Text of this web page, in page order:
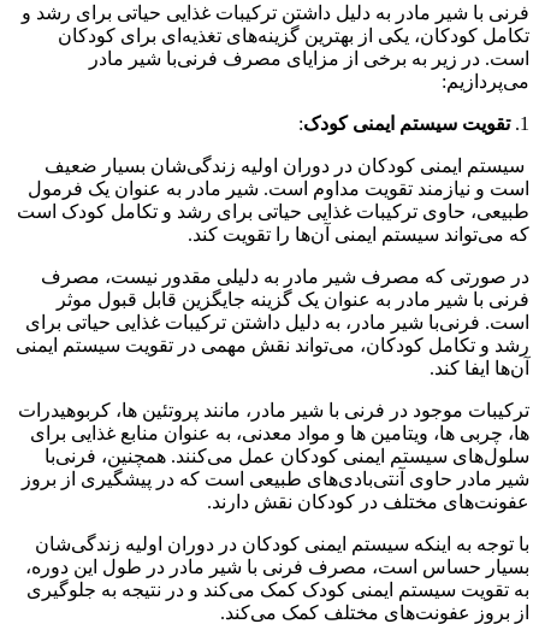
فرنی با شیر مادر به دلیل داشتن ترکیبات غذایی حیاتی برای رشد و
تکامل کودکان، یکی از بهترین گزینه‌های تغذیه‌ای برای کودکان
است. در زیر به برخی از مزایای مصرف فرنی‌با شیر مادر
می‌پردازیم:
1. تقویت سیستم ایمنی کودک:
سیستم ایمنی کودکان در دوران اولیه زندگی‌شان بسیار ضعیف
است و نیازمند تقویت مداوم است. شیر مادر به عنوان یک فرمول
طبیعی، حاوی ترکیبات غذایی حیاتی برای رشد و تکامل کودک است
که می‌تواند سیستم ایمنی آن‌ها را تقویت کند.
در صورتی که مصرف شیر مادر به دلیلی مقدور نیست، مصرف
فرنی با شیر مادر به عنوان یک گزینه جایگزین قابل قبول موثر
است. فرنی‌با شیر مادر، به دلیل داشتن ترکیبات غذایی حیاتی برای
رشد و تکامل کودکان، می‌تواند نقش مهمی در تقویت سیستم ایمنی
آن‌ها ایفا کند.
ترکیبات موجود در فرنی با شیر مادر، مانند پروتئین ها، کربوهیدرات
ها، چربی ها، ویتامین ها و مواد معدنی، به عنوان منابع غذایی برای
سلول‌های سیستم ایمنی کودکان عمل می‌کنند. همچنین، فرنی‌با
شیر مادر حاوی آنتی‌بادی‌های طبیعی است که در پیشگیری از بروز
عفونت‌های مختلف در کودکان نقش دارند.
با توجه به اینکه سیستم ایمنی کودکان در دوران اولیه زندگی‌شان
بسیار حساس است، مصرف فرنی با شیر مادر در طول این دوره،
به تقویت سیستم ایمنی کودک کمک می‌کند و در نتیجه به جلوگیری
از بروز عفونت‌های مختلف کمک می‌کند.